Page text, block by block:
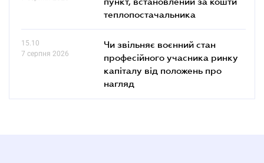
теплопостачальника
15.10
7 серпня 2026
Чи звільняє воєнний стан
професійного учасника ринку
капіталу від положень про
нагляд